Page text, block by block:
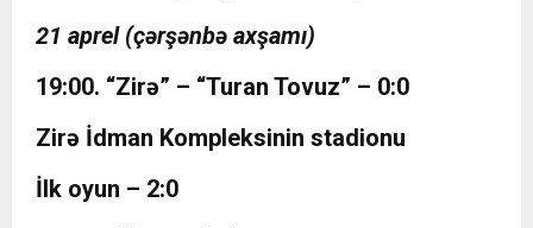
21 aprel (çərşənbə axşamı)
19:00. “Zirə” – “Turan Tovuz” – 0:0
Zirə İdman Kompleksinin stadionu
İlk oyun – 2:0